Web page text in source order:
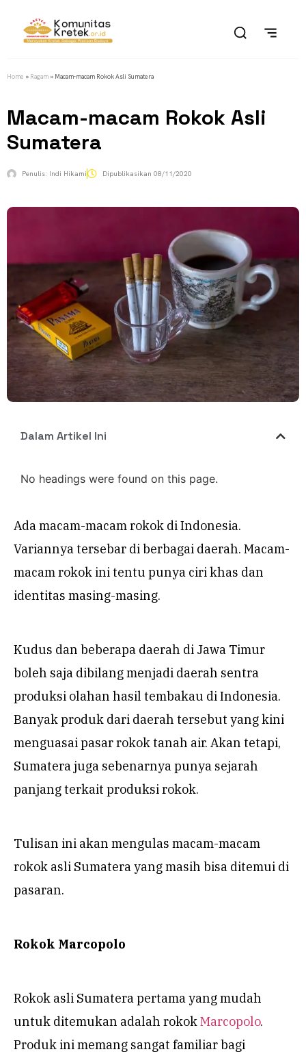
Home » Ragam » Macam-macam Rokok Asli Sumatera
Macam-macam Rokok Asli
Sumatera
Penulis: Indi Hikami Dipublikasikan 08/11/2020
Dalam Artikel Ini
No headings were found on this page.
Ada macam-macam rokok di Indonesia.
Variannya tersebar di berbagai daerah. Macam-
macam rokok ini tentu punya ciri khas dan
identitas masing-masing.
Kudus dan beberapa daerah di Jawa Timur
boleh saja dibilang menjadi daerah sentra
produksi olahan hasil tembakau di Indonesia.
Banyak produk dari daerah tersebut yang kini
menguasai pasar rokok tanah air. Akan tetapi,
Sumatera juga sebenarnya punya sejarah
panjang terkait produksi rokok.
Tulisan ini akan mengulas macam-macam
rokok asli Sumatera yang masih bisa ditemui di
pasaran.
Rokok Marcopolo
Rokok asli Sumatera pertama yang mudah
untuk ditemukan adalah rokokMarcopolo.
Produk ini memang sangat familiar bagi